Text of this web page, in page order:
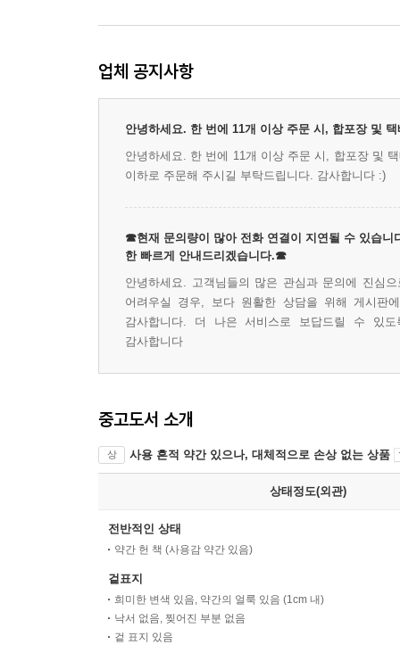
업체 공지사항
안녕하세요. 한 번에 11개 이상 주문 시, 합포장 및
안녕하세요. 한 번에 11개 이상 주문 시, 합포장 및
이하로 주문해 주시길 부탁드립니다. 감사합니다 :)
☎현재 문의량이 많아 전화 연결이 지연될 수 있습니
한 빠르게 안내드리겠습니다.☎
안녕하세요. 고객님들의 많은 관심과 문의에 진심
어려우실 경우, 보다 원활한 상담을 위해 게시판
감사합니다. 더 나은 서비스로 보답드릴 수 있도
감사합니다
중고도서 소개
상 사용 흔적 약간 있으나, 대체적으로 손상 없는 상품
상태정도(외관)
전반적인 상태
약간 헌 책 (사용감 약간 있음)
겉표지
희미한 변색 있음, 약간의 얼룩 있음 (1cm 내)
낙서 없음, 찢어진 부분 없음
겉 표지 있음